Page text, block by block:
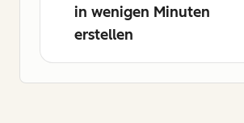
in wenigen Minuten
erstellen